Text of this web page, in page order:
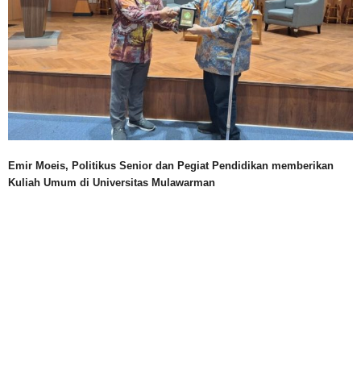
Emir Moeis, Politikus Senior dan Pegiat Pendidikan memberikan
Kuliah Umum di Universitas Mulawarman